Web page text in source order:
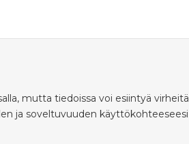
mutta tiedoissa voi esiintyä
ja soveltuvuuden